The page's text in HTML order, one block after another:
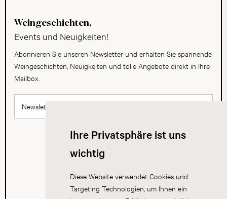
Ihre Privatsphäre ist uns
wichtig
Diese Website verwendet Cookies und
Targeting Technologien, um Ihnen ein
Weingeschichten,
Events und Neuigkeiten!
Abonnieren Sie unseren Newsletter und erhalten Sie spannende
Weingeschichten, Neuigkeiten und tolle Angebote direkt in Ihre
Mailbox.
Newsletter abonnieren